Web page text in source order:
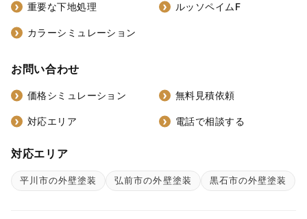
重要な下地処理 ルッソペイムF
カラーシミュレーション
お問い合わせ
価格シミュレーション 無料見積依頼
対応エリア 電話で相談する
対応エリア
平川市の外壁塗装 弘前市の外壁塗装 黒石市の外壁塗装